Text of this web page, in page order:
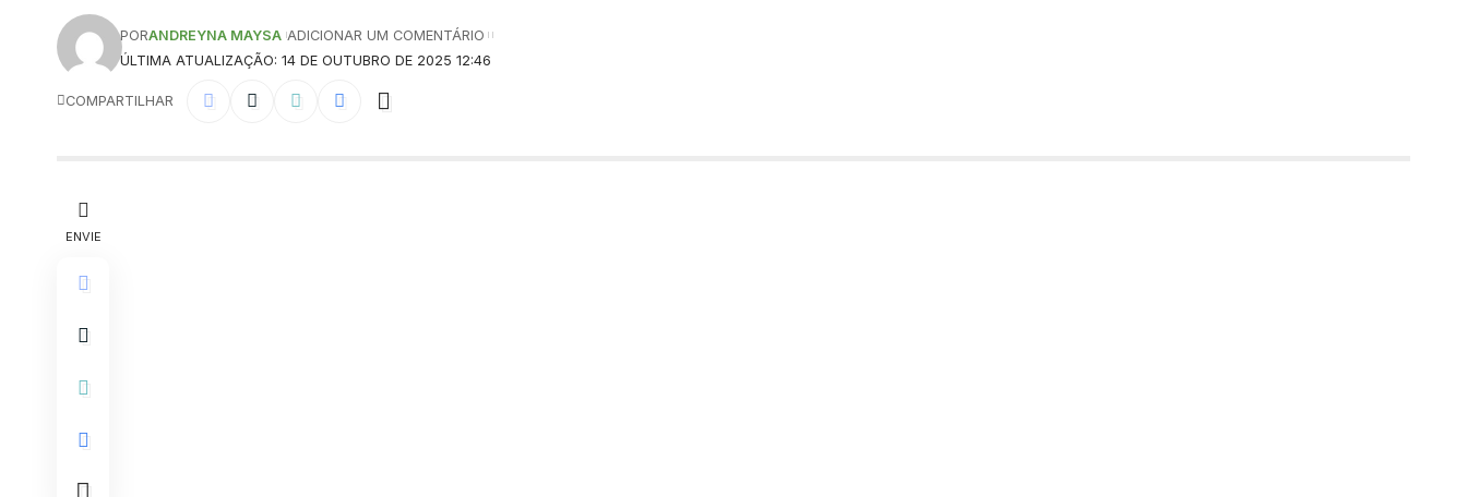
ÚLTIMA ATUALIZAÇÃO: 14 DE OUTUBRO DE 2025 12:46
PORANDREYNA MAYSA ADICIONAR UM COMENTÁRIO
COMPARTILHAR
ENVIE